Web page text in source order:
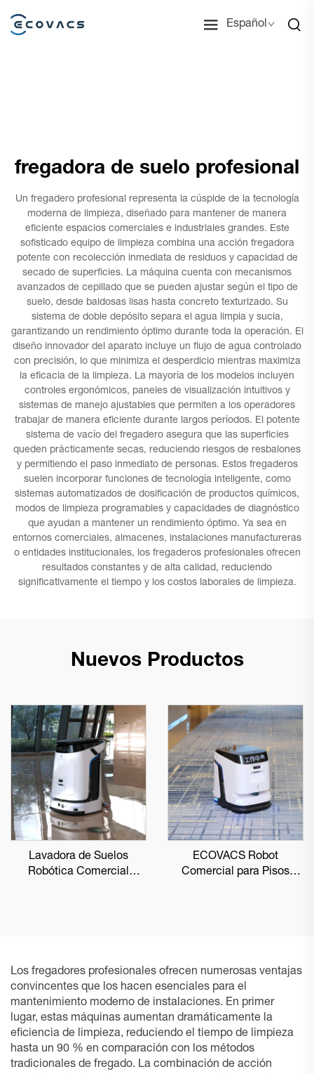
Español
fregadora de suelo profesional
Un fregadero profesional representa la cúspide de la tecnología
moderna de limpieza, diseñado para mantener de manera
eficiente espacios comerciales e industriales grandes. Este
sofisticado equipo de limpieza combina una acción fregadora
potente con recolección inmediata de residuos y capacidad de
secado de superficies. La máquina cuenta con mecanismos
avanzados de cepillado que se pueden ajustar según el tipo de
suelo, desde baldosas lisas hasta concreto texturizado. Su
sistema de doble depósito separa el agua limpia y sucia,
garantizando un rendimiento óptimo durante toda la operación. El
diseño innovador del aparato incluye un flujo de agua controlado
con precisión, lo que minimiza el desperdicio mientras maximiza
la eficacia de la limpieza. La mayoría de los modelos incluyen
controles ergonómicos, paneles de visualización intuitivos y
sistemas de manejo ajustables que permiten a los operadores
trabajar de manera eficiente durante largos períodos. El potente
sistema de vacío del fregadero asegura que las superficies
queden prácticamente secas, reduciendo riesgos de resbalones
y permitiendo el paso inmediato de personas. Estos fregaderos
suelen incorporar funciones de tecnología inteligente, como
sistemas automatizados de dosificación de productos químicos,
modos de limpieza programables y capacidades de diagnóstico
que ayudan a mantener un rendimiento óptimo. Ya sea en
entornos comerciales, almacenes, instalaciones manufactureras
o entidades institucionales, los fregaderos profesionales ofrecen
resultados constantes y de alta calidad, reduciendo
significativamente el tiempo y los costos laborales de limpieza.
Nuevos Productos
Lavadora de Suelos
Robótica Comercial
ECOVACS Robot
Comercial para Pisos
Los fregadores profesionales ofrecen numerosas ventajas
convincentes que los hacen esenciales para el
mantenimiento moderno de instalaciones. En primer
lugar, estas máquinas aumentan dramáticamente la
eficiencia de limpieza, reduciendo el tiempo de limpieza
hasta un 90 % en comparación con los métodos
tradicionales de fregado. La combinación de acción